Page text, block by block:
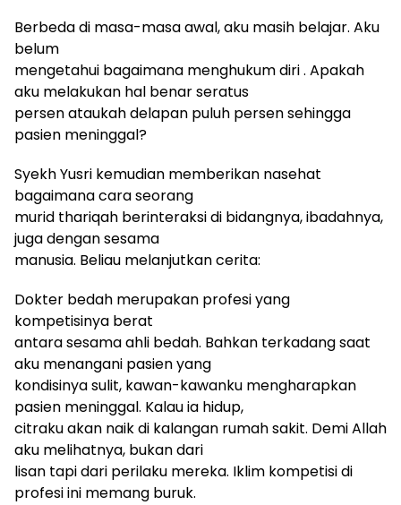
Berbeda di masa-masa awal, aku masih belajar. Aku
belum
mengetahui bagaimana menghukum diri . Apakah
aku melakukan hal benar seratus
persen ataukah delapan puluh persen sehingga
pasien meninggal?
Syekh Yusri kemudian memberikan nasehat
bagaimana cara seorang
murid thariqah berinteraksi di bidangnya, ibadahnya,
juga dengan sesama
manusia. Beliau melanjutkan cerita:
Dokter bedah merupakan profesi yang
kompetisinya berat
antara sesama ahli bedah. Bahkan terkadang saat
aku menangani pasien yang
kondisinya sulit, kawan-kawanku mengharapkan
pasien meninggal. Kalau ia hidup,
citraku akan naik di kalangan rumah sakit. Demi Allah
aku melihatnya, bukan dari
lisan tapi dari perilaku mereka. Iklim kompetisi di
profesi ini memang buruk.